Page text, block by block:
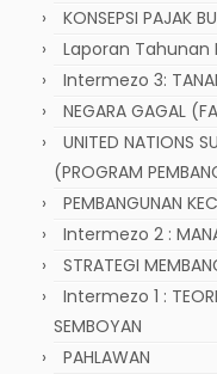
KONSEPSI PAJAK
Laporan Tahunan
Intermezo 3:
NEGARA GAGAL
UNITED NATIONS
(PROGRAM
PEMBANGUNAN
Intermezo 2 :
STRATEGI
Intermezo 1 :
SEMBOYAN
PAHLAWAN